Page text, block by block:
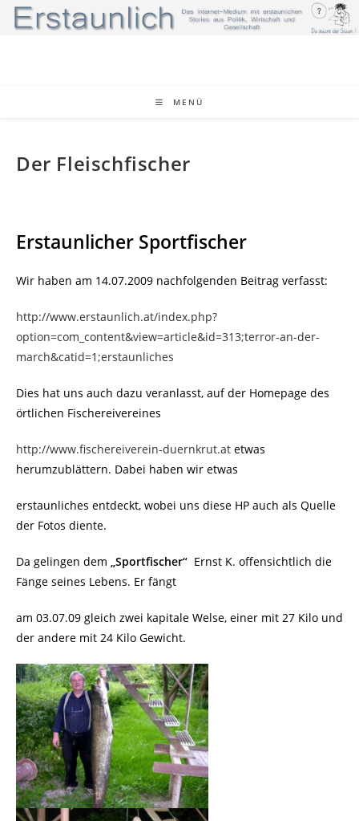
Zum
Inhalt
MENÜ
Der Fleischfischer
Erstaunlicher Sportfischer
Wir haben am 14.07.2009 nachfolgenden Beitrag verfasst:
http://www.erstaunlich.at/index.php?
option=com_content&view=article&id=313;terror-an-der-
march&catid=1;erstaunliches
Dies hat uns auch dazu veranlasst, auf der Homepage des
örtlichen Fischereivereines
http://www.fischereiverein-duernkrut.at etwas
herumzublättern. Dabei haben wir etwas
erstaunliches entdeckt, wobei uns diese HP auch als Quelle
der Fotos diente.
Da gelingen dem „Sportfischer“ Ernst K. offensichtlich die
Fänge seines Lebens. Er fängt
am 03.07.09 gleich zwei kapitale Welse, einer mit 27 Kilo und
der andere mit 24 Kilo Gewicht.